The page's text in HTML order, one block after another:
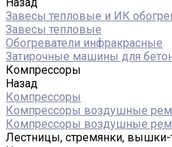
Завесы тепловые и ИК
Завесы тепловые
Обогреватели инфракрасные
Затирочные машины для
Компрессоры
Назад
Компрессоры
Компрессоры воздушные
Компрессоры воздушные
Лестницы, стремянки,